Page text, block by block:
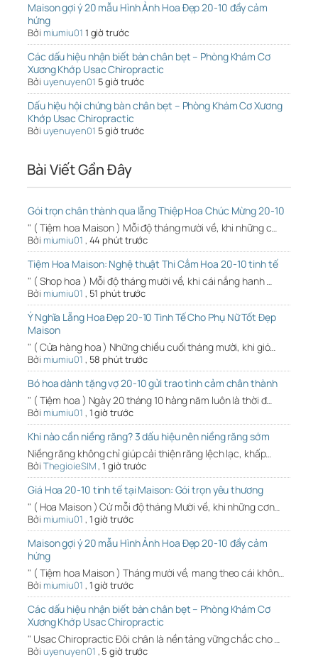
Maison gợi ý 20 mẫu Hình Ảnh Hoa Đẹp 20-10 đầy cảm
hứng
Bởi miumiu01 1 giờ trước
Các dấu hiệu nhận biết bàn chân bẹt – Phòng Khám Cơ
Xương Khớp Usac Chiropractic
Bởi uyenuyen01 5 giờ trước
Dấu hiệu hội chứng bàn chân bẹt – Phòng Khám Cơ Xương
Khớp Usac Chiropractic
Bởi uyenuyen01 5 giờ trước
Bài Viết Gần Đây
Gói trọn chân thành qua lẵng Thiệp Hoa Chúc Mừng 20-10
" ( Tiệm hoa Maison ) Mỗi độ tháng mười về, khi những c…
Bởi miumiu01 , 44 phút trước
Tiệm Hoa Maison: Nghệ thuật Thi Cắm Hoa 20-10 tinh tế
" ( Shop hoa ) Mỗi độ tháng mười về, khi cái nắng hanh …
Bởi miumiu01 , 51 phút trước
Ý Nghĩa Lẵng Hoa Đẹp 20-10 Tinh Tế Cho Phụ Nữ Tốt Đẹp
Maison
" ( Cửa hàng hoa ) Những chiều cuối tháng mười, khi gió…
Bởi miumiu01 , 58 phút trước
Bó hoa dành tặng vợ 20-10 gửi trao tình cảm chân thành
" ( Tiệm hoa ) Ngày 20 tháng 10 hàng năm luôn là thời đ…
Bởi miumiu01 , 1 giờ trước
Khi nào cần niềng răng? 3 dấu hiệu nên niềng răng sớm
Niềng răng không chỉ giúp cải thiện răng lệch lạc, khấp…
Bởi ThegioieSIM,1 giờ trước
Giá Hoa 20-10 tinh tế tại Maison: Gói trọn yêu thương
" ( Hoa Maison ) Cứ mỗi độ tháng Mười về, khi những cơn…
Bởi miumiu01 , 1 giờ trước
Maison gợi ý 20 mẫu Hình Ảnh Hoa Đẹp 20-10 đầy cảm
hứng
" ( Tiệm hoa Maison ) Tháng mười về, mang theo cái khôn…
Bởi miumiu01 , 1 giờ trước
Các dấu hiệu nhận biết bàn chân bẹt – Phòng Khám Cơ
Xương Khớp Usac Chiropractic
" Usac Chiropractic Đôi chân là nền tảng vững chắc cho …
Bởi uyenuyen01 , 5 giờ trước